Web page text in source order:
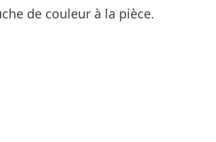
de couleur à la pièce.